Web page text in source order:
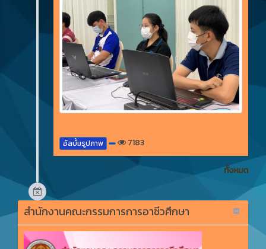
อัลบั้มรูปภาพ 7183
ทั้งหมด
สำนักงานคณะกรรมการการอาชีวศึกษา